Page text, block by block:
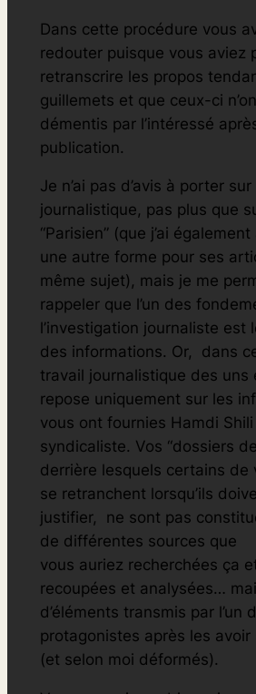
Dans cette procédure vous
redouter puisque vous aviez
retranscrire les propos
guillemets et que ceux-ci
démentis par l’intéressé
publication.
Je n’ai pas d’avis à porter
journalistique, pas plus que
“Parisien” (que j’ai
une autre forme pour ses
même sujet), mais je me
rappeler que l’un des
l’investigation journaliste est
des informations. Or, dans
travail journalistique des uns
repose uniquement sur les
vous ont fournies Hamdi
syndicaliste. Vos “dossiers
derrière lesquels certains de
se retranchent lorsqu’ils
justifier, ne sont pas
de différentes sources que
vous auriez recherchées ça
recoupées et analysées…
d’éléments transmis par l’un
protagonistes après les avoir
(et selon moi déformés).